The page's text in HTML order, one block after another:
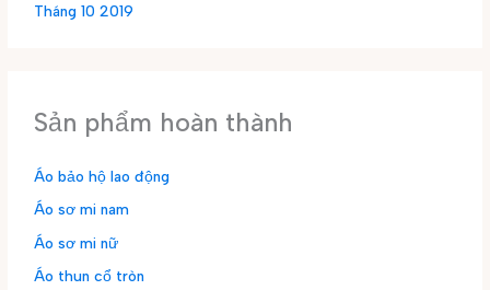
Tháng 10 2019
Sản phẩm hoàn thành
Áo bảo hộ lao động
Áo sơ mi nam
Áo sơ mi nữ
Áo thun cổ tròn